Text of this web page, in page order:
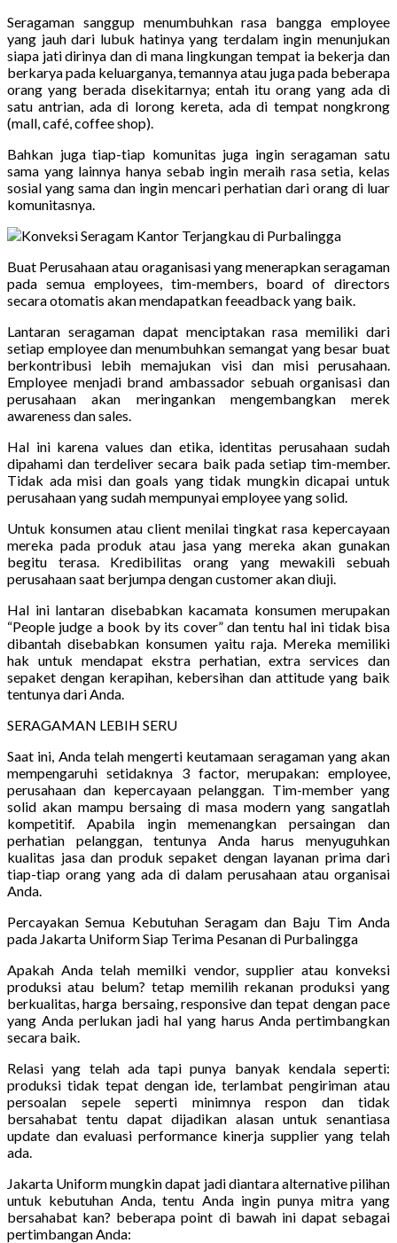
Seragaman sanggup menumbuhkan rasa bangga employee
yang jauh dari lubuk hatinya yang terdalam ingin menunjukan
siapa jati dirinya dan di mana lingkungan tempat ia bekerja dan
berkarya pada keluarganya, temannya atau juga pada beberapa
orang yang berada disekitarnya; entah itu orang yang ada di
satu antrian, ada di lorong kereta, ada di tempat nongkrong
(mall, café, coffee shop).
Bahkan juga tiap-tiap komunitas juga ingin seragaman satu
sama yang lainnya hanya sebab ingin meraih rasa setia, kelas
sosial yang sama dan ingin mencari perhatian dari orang di luar
komunitasnya.
Buat Perusahaan atau oraganisasi yang menerapkan seragaman
pada semua employees, tim-members, board of directors
secara otomatis akan mendapatkan feeadback yang baik.
Lantaran seragaman dapat menciptakan rasa memiliki dari
setiap employee dan menumbuhkan semangat yang besar buat
berkontribusi lebih memajukan visi dan misi perusahaan.
Employee menjadi brand ambassador sebuah organisasi dan
perusahaan akan meringankan mengembangkan merek
awareness dan sales.
Hal ini karena values dan etika, identitas perusahaan sudah
dipahami dan terdeliver secara baik pada setiap tim-member.
Tidak ada misi dan goals yang tidak mungkin dicapai untuk
perusahaan yang sudah mempunyai employee yang solid.
Untuk konsumen atau client menilai tingkat rasa kepercayaan
mereka pada produk atau jasa yang mereka akan gunakan
begitu terasa. Kredibilitas orang yang mewakili sebuah
perusahaan saat berjumpa dengan customer akan diuji.
Hal ini lantaran disebabkan kacamata konsumen merupakan
“People judge a book by its cover” dan tentu hal ini tidak bisa
dibantah disebabkan konsumen yaitu raja. Mereka memiliki
hak untuk mendapat ekstra perhatian, extra services dan
sepaket dengan kerapihan, kebersihan dan attitude yang baik
tentunya dari Anda.
SERAGAMAN LEBIH SERU
Saat ini, Anda telah mengerti keutamaan seragaman yang akan
mempengaruhi setidaknya 3 factor, merupakan: employee,
perusahaan dan kepercayaan pelanggan. Tim-member yang
solid akan mampu bersaing di masa modern yang sangatlah
kompetitif. Apabila ingin memenangkan persaingan dan
perhatian pelanggan, tentunya Anda harus menyuguhkan
kualitas jasa dan produk sepaket dengan layanan prima dari
tiap-tiap orang yang ada di dalam perusahaan atau organisai
Anda.
Percayakan Semua Kebutuhan Seragam dan Baju Tim Anda
pada Jakarta Uniform Siap Terima Pesanan di Purbalingga
Apakah Anda telah memilki vendor, supplier atau konveksi
produksi atau belum? tetap memilih rekanan produksi yang
berkualitas, harga bersaing, responsive dan tepat dengan pace
yang Anda perlukan jadi hal yang harus Anda pertimbangkan
secara baik.
Relasi yang telah ada tapi punya banyak kendala seperti:
produksi tidak tepat dengan ide, terlambat pengiriman atau
persoalan sepele seperti minimnya respon dan tidak
bersahabat tentu dapat dijadikan alasan untuk senantiasa
update dan evaluasi performance kinerja supplier yang telah
ada.
Jakarta Uniform mungkin dapat jadi diantara alternative pilihan
untuk kebutuhan Anda, tentu Anda ingin punya mitra yang
bersahabat kan? beberapa point di bawah ini dapat sebagai
pertimbangan Anda: